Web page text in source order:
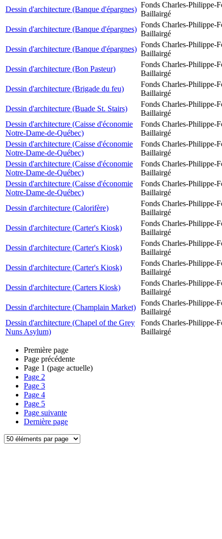
Dessin d'architecture (Banque d'épargnes)
Fonds Charles-Philippe-
Baillairgé
Dessin d'architecture (Banque d'épargnes)
Fonds Charles-Philippe-
Baillairgé
Dessin d'architecture (Banque d'épargnes)
Fonds Charles-Philippe-
Baillairgé
Dessin d'architecture (Bon Pasteur)
Fonds Charles-Philippe-
Baillairgé
Dessin d'architecture (Brigade du feu)
Fonds Charles-Philippe-
Baillairgé
Dessin d'architecture (Buade St. Stairs)
Fonds Charles-Philippe-
Baillairgé
Dessin d'architecture (Caisse d'économie
Notre-Dame-de-Québec)
Fonds Charles-Philippe-
Baillairgé
Dessin d'architecture (Caisse d'économie
Notre-Dame-de-Québec)
Fonds Charles-Philippe-
Baillairgé
Dessin d'architecture (Caisse d'économie
Notre-Dame-de-Québec)
Fonds Charles-Philippe-
Baillairgé
Dessin d'architecture (Caisse d'économie
Notre-Dame-de-Québec)
Fonds Charles-Philippe-
Baillairgé
Dessin d'architecture (Calorifère)
Fonds Charles-Philippe-
Baillairgé
Dessin d'architecture (Carter's Kiosk)
Fonds Charles-Philippe-
Baillairgé
Dessin d'architecture (Carter's Kiosk)
Fonds Charles-Philippe-
Baillairgé
Dessin d'architecture (Carter's Kiosk)
Fonds Charles-Philippe-
Baillairgé
Dessin d'architecture (Carters Kiosk)
Fonds Charles-Philippe-
Baillairgé
Dessin d'architecture (Champlain Market)
Fonds Charles-Philippe-
Baillairgé
Dessin d'architecture (Chapel of the Grey
Nuns Asylum)
Fonds Charles-Philippe-
Baillairgé
Première page
Page précédente
Page 1 (page actuelle)
Page 2
Page 3
Page 4
Page 5
Page suivante
Dernière page